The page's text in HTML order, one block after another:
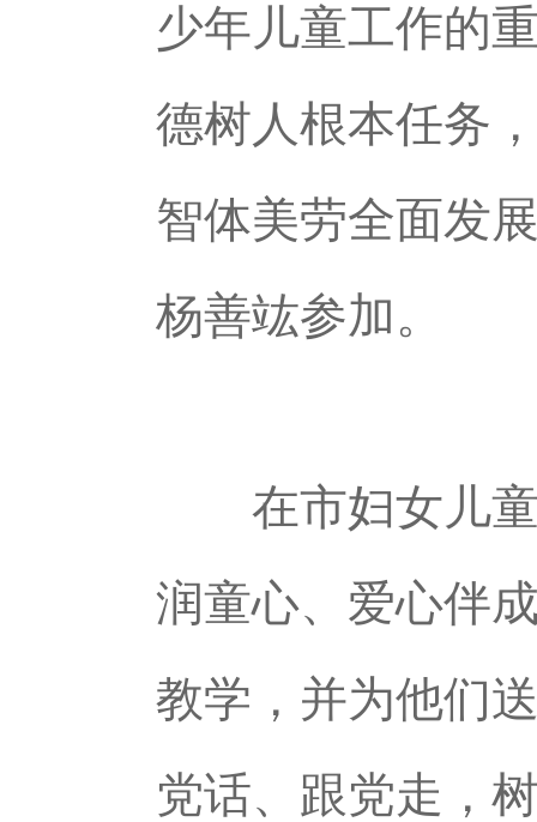
少年儿童工作的
德树人根本任务
智体美劳全面发
杨善竑参加。
在市妇女儿童
润童心、爱心伴
教学，并为他们
党话、跟党走，